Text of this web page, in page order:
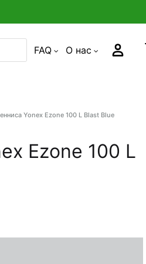
FAQ О нас
Yonex Ezone 100 L Blast Blue
Ezone 100 L